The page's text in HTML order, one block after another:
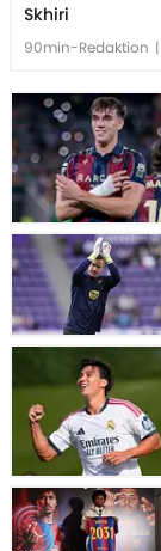
Skhiri
90min-Redaktion |